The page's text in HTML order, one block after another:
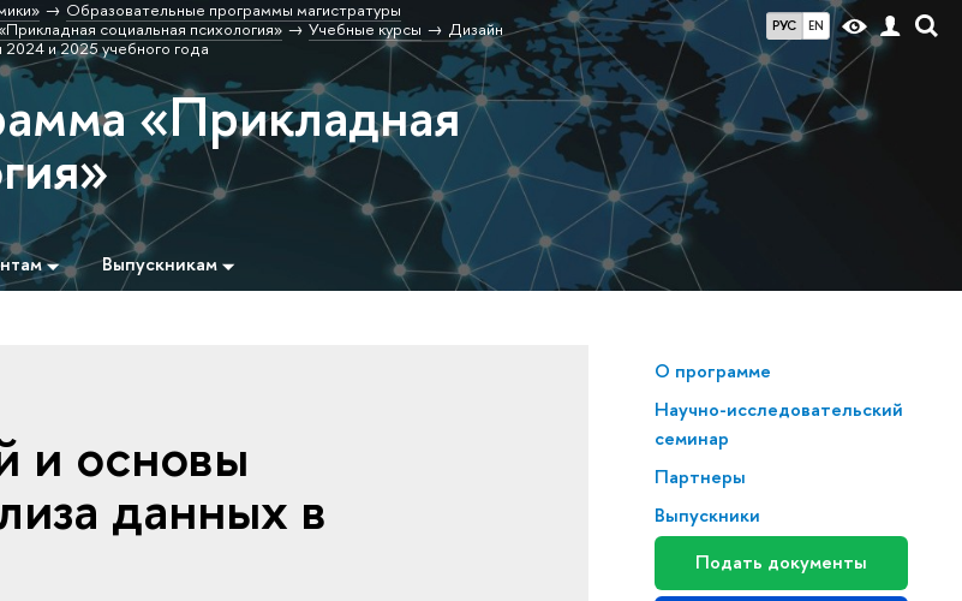
РУС EN
Образовательные программы магистратуры
социальная психология» Учебные курсы
Дизайн
2024 и 2025 учебного года
«Прикладная
Выпускникам
О программе
Научно-исследовательский
семинар
Партнеры
Выпускники
Подать документы
и основы
данных в